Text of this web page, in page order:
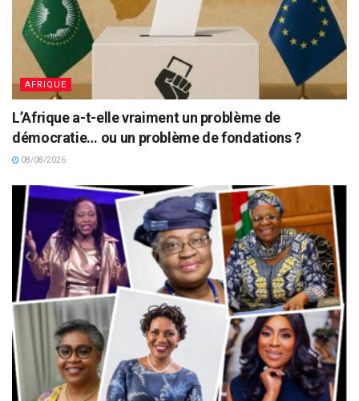
AFRIQUE
L’Afrique a-t-elle vraiment un problème de
démocratie… ou un problème de fondations ?
08/08/2026